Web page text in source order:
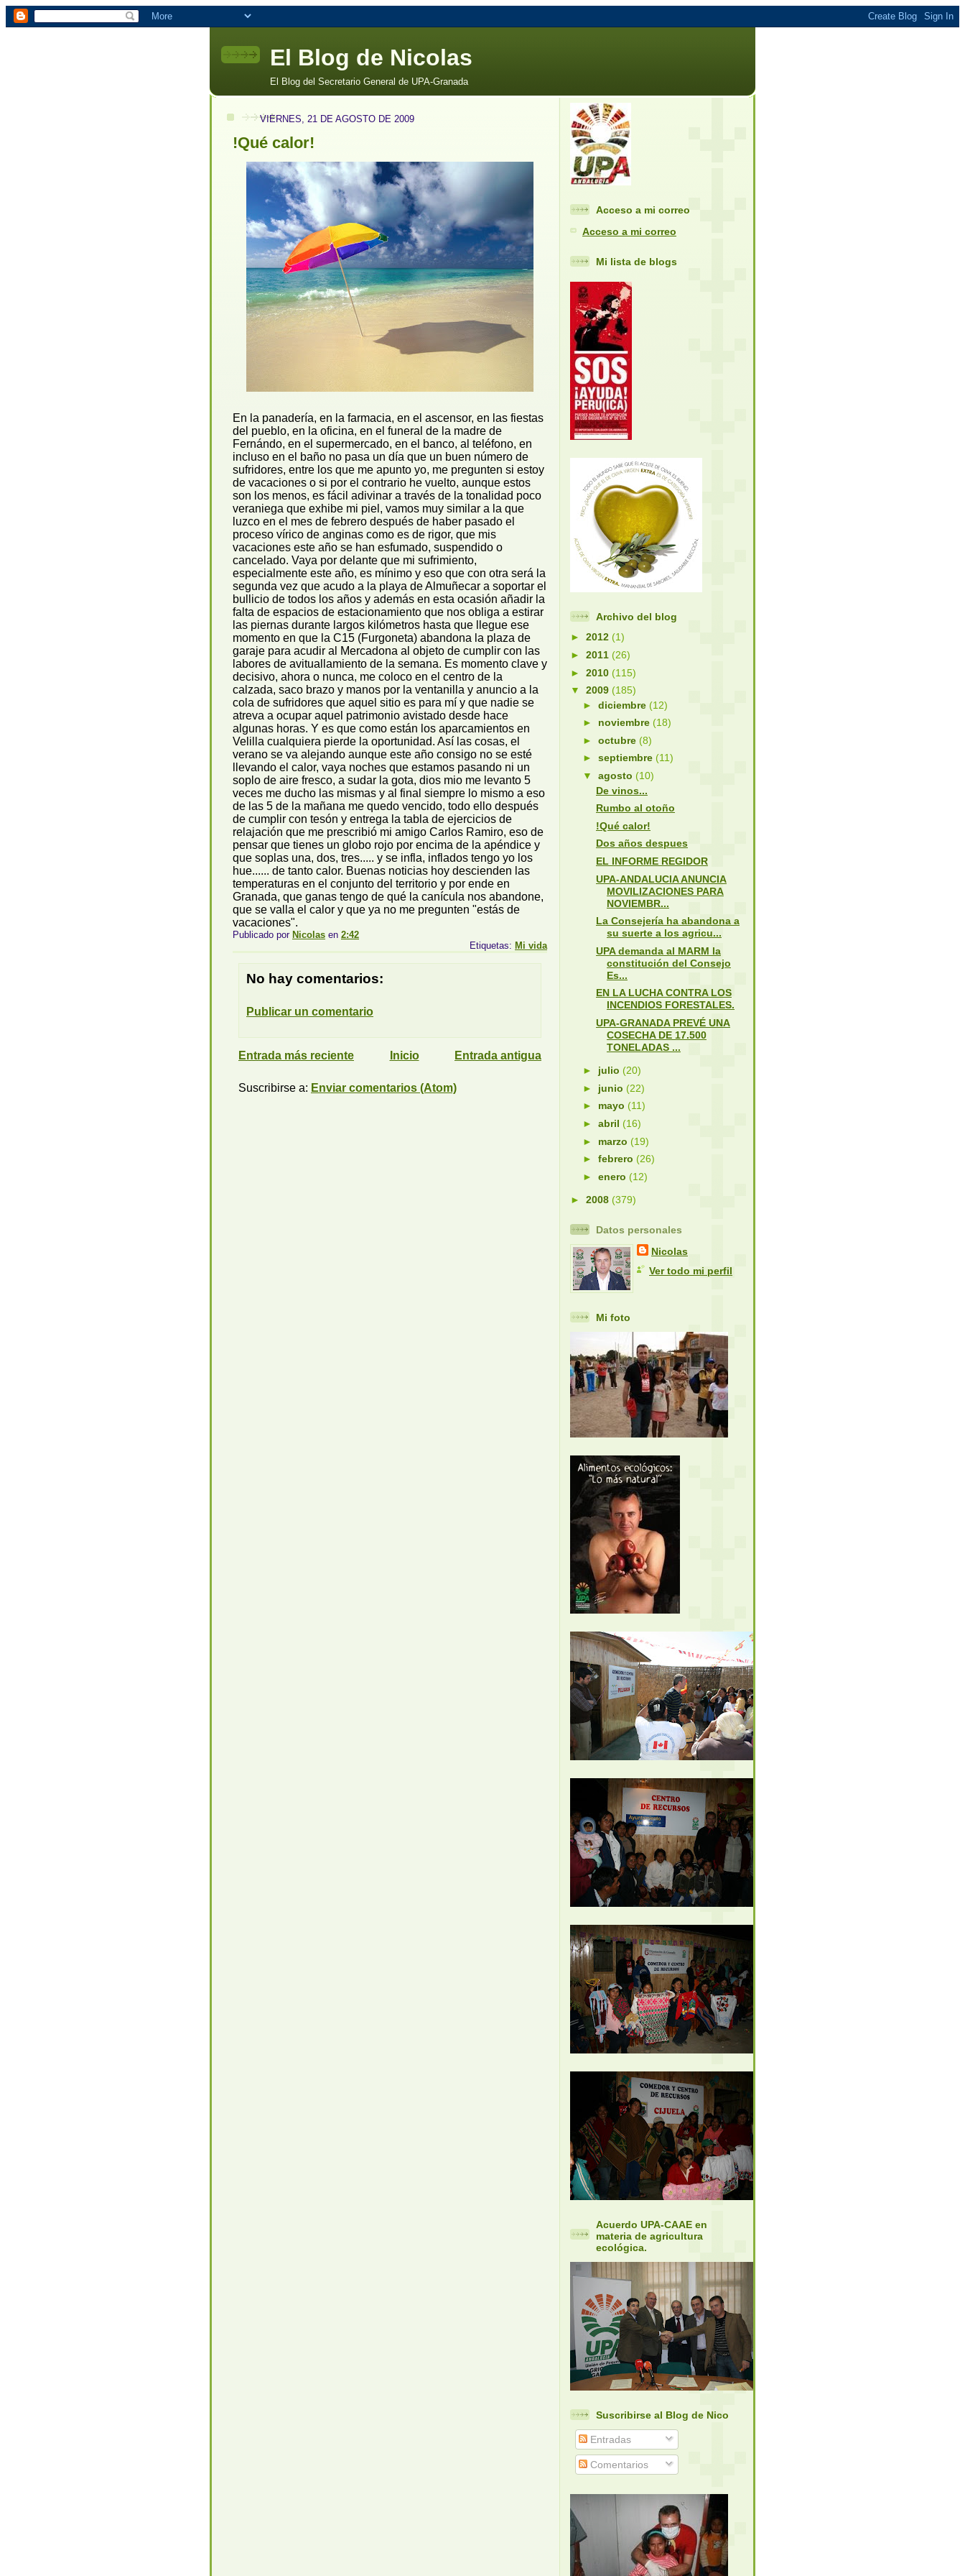
El Blog de Nicolas
El Blog del Secretario General de UPA-Granada
VIERNES, 21 DE AGOSTO DE 2009
!Qué calor!
En la panadería, en la farmacia, en el ascensor, en las fiestas
del pueblo, en la oficina, en el funeral de la madre de
Fernándo, en el supermercado, en el banco, al teléfono, en
incluso en el baño no pasa un día que un buen número de
sufridores, entre los que me apunto yo, me pregunten si estoy
de vacaciones o si por el contrario he vuelto, aunque estos
son los menos, es fácil adivinar a través de la tonalidad poco
veraniega que exhibe mi piel, vamos muy similar a la que
luzco en el mes de febrero después de haber pasado el
proceso vírico de anginas como es de rigor, que mis
vacaciones este año se han esfumado, suspendido o
cancelado. Vaya por delante que mi sufrimiento,
especialmente este año, es mínimo y eso que con otra será la
segunda vez que acudo a la playa de Almuñecar a soportar el
bullicio de todos los años y además en esta ocasión añadir la
falta de espacios de estacionamiento que nos obliga a estirar
las piernas durante largos kilómetros hasta que llegue ese
momento en que la C15 (Furgoneta) abandona la plaza de
garaje para acudir al Mercadona al objeto de cumplir con las
labores de avituallamiento de la semana. Es momento clave y
decisivo, ahora o nunca, me coloco en el centro de la
calzada, saco brazo y manos por la ventanilla y anuncio a la
cola de sufridores que aquel sitio es para mí y que nadie se
atreva a ocupar aquel patrimonio avistado desde hace
algunas horas. Y es que como están los aparcamientos en
Velilla cualquiera pierde la oportunidad. Así las cosas, el
verano se va alejando aunque este año consigo no se esté
llevando el calor, vaya noches que estamos pasando ni un
soplo de aire fresco, a sudar la gota, dios mio me levanto 5
veces me ducho las mismas y al final siempre lo mismo a eso
de las 5 de la mañana me quedo vencido, todo ello después
de cumplir con tesón y entrega la tabla de ejercicios de
relajación que me prescribió mi amigo Carlos Ramiro, eso de
pensar que tienes un globo rojo por encima de la apéndice y
que soplas una, dos, tres..... y se infla, inflados tengo yo los
hue...... de tanto calor. Buenas noticias hoy descienden las
temperaturas en el conjunto del territorio y por ende en
Granada, que ganas tengo de qué la canícula nos abandone,
que se valla el calor y que ya no me pregunten "estás de
vacaciones".
Publicado por Nicolas en 2:42
Etiquetas: Mi vida
No hay comentarios:
Publicar un comentario
Entrada más reciente Entrada antigua
Inicio
Suscribirse a: Enviar comentarios (Atom)
Acceso a mi correo
Acceso a mi correo
Mi lista de blogs
Archivo del blog
► 2012 (1)
► 2011 (26)
► 2010 (115)
▼ 2009 (185)
►diciembre (12)
► noviembre (18)
►octubre (8)
►septiembre (11)
▼agosto (10)
De vinos...
Rumbo al otoño
!Qué calor!
Dos años despues
EL INFORME REGIDOR
UPA-ANDALUCIA ANUNCIA
MOVILIZACIONES PARA
NOVIEMBR...
La Consejería ha abandona a
su suerte a los agricu...
UPA demanda al MARM la
constitución del Consejo
Es...
EN LA LUCHA CONTRA LOS
INCENDIOS FORESTALES.
UPA-GRANADA PREVÉ UNA
COSECHA DE 17.500
TONELADAS ...
► julio (20)
► junio (22)
► mayo (11)
►abril (16)
► marzo (19)
►febrero (26)
►enero (12)
► 2008 (379)
Datos personales
Nicolas
Ver todo mi perfil
Mi foto
Acuerdo UPA-CAAE en
materia de agricultura
ecológica.
Suscribirse al Blog de Nico
Entradas
Comentarios